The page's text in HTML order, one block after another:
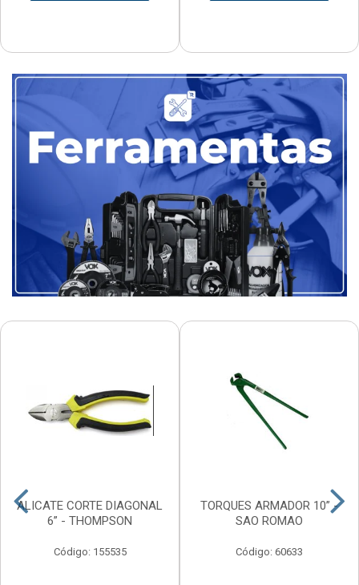
ALICATE CORTE DIAGONAL
6” - THOMPSON
Código: 155535
TORQUES ARMADOR 10” -
SAO ROMAO
Código: 60633